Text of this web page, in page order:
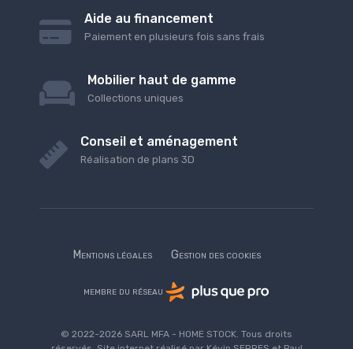
Aide au financement
Paiement en plusieurs fois sans frais
Mobilier haut de gamme
Collections uniques
Conseil et aménagement
Réalisation de plans 3D
Mentions légales Gestion des cookies
membre du réseau
© 2022-2026 SARL MFA - HOME STOCK. Tous droits